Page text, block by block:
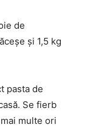
de
și 1,5 kg
pasta de
Se fierb
multe ori